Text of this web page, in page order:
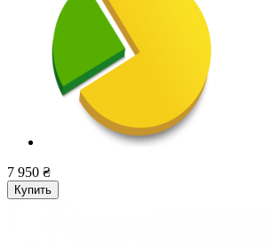
7 950 ₴
Купить